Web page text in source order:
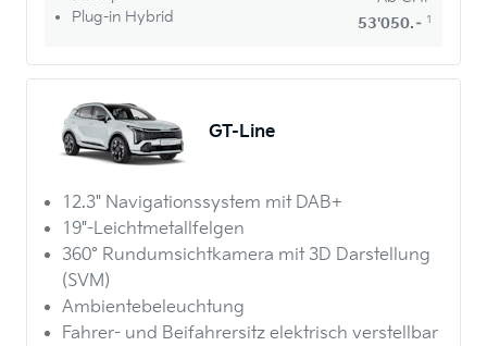
Plug-in Hybrid
53'050.– 1
GT-Line
12.3" Navigationssystem mit DAB+
19"-Leichtmetallfelgen
360° Rundumsichtkamera mit 3D Darstellung
(SVM)
Ambientebeleuchtung
Fahrer- und Beifahrersitz elektrisch verstellbar